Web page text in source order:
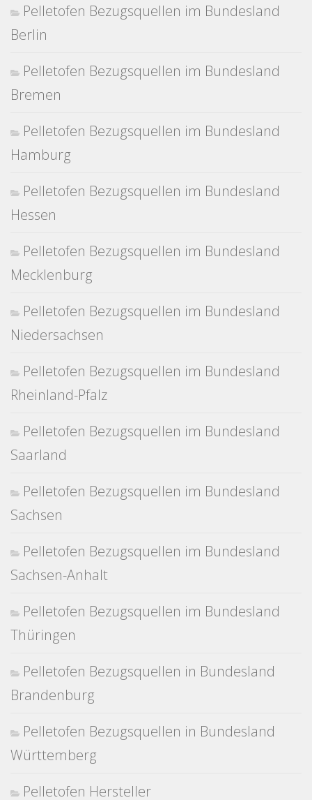
Pelletofen Bezugsquellen im Bundesland
Berlin
Pelletofen Bezugsquellen im Bundesland
Bremen
Pelletofen Bezugsquellen im Bundesland
Hamburg
Pelletofen Bezugsquellen im Bundesland
Hessen
Pelletofen Bezugsquellen im Bundesland
Mecklenburg
Pelletofen Bezugsquellen im Bundesland
Niedersachsen
Pelletofen Bezugsquellen im Bundesland
Rheinland-Pfalz
Pelletofen Bezugsquellen im Bundesland
Saarland
Pelletofen Bezugsquellen im Bundesland
Sachsen
Pelletofen Bezugsquellen im Bundesland
Sachsen-Anhalt
Pelletofen Bezugsquellen im Bundesland
Thüringen
Pelletofen Bezugsquellen in Bundesland
Brandenburg
Pelletofen Bezugsquellen in Bundesland
Württemberg
Pelletofen Hersteller